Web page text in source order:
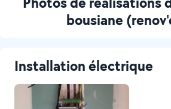
bousiane
Installation électrique